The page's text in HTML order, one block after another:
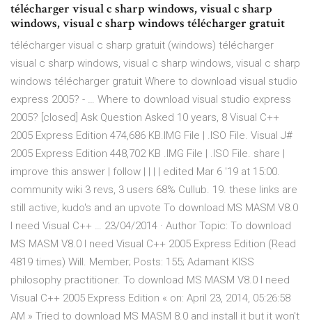
télécharger visual c sharp windows, visual c sharp
windows, visual c sharp windows télécharger gratuit
télécharger visual c sharp gratuit (windows) télécharger
visual c sharp windows, visual c sharp windows, visual c sharp
windows télécharger gratuit Where to download visual studio
express 2005? - … Where to download visual studio express
2005? [closed] Ask Question Asked 10 years, 8 Visual C++
2005 Express Edition 474,686 KB.IMG File | .ISO File. Visual J#
2005 Express Edition 448,702 KB .IMG File | .ISO File. share |
improve this answer | follow | | | | edited Mar 6 '19 at 15:00.
community wiki 3 revs, 3 users 68% Cullub. 19. these links are
still active, kudo's and an upvote To download MS MASM V8.0
I need Visual C++ … 23/04/2014 · Author Topic: To download
MS MASM V8.0 I need Visual C++ 2005 Express Edition (Read
4819 times) Will. Member; Posts: 155; Adamant KISS
philosophy practitioner. To download MS MASM V8.0 I need
Visual C++ 2005 Express Edition « on: April 23, 2014, 05:26:58
AM » Tried to download MS MASM 8.0 and install it but it won't